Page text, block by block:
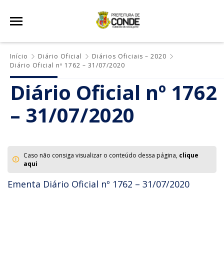
Início Diário Oficial
Diários Oficiais – 2020
Diário Oficial nº 1762 – 31/07/2020
Diário Oficial nº 1762
– 31/07/2020
Caso não consiga visualizar o conteúdo dessa página, clique
aqui
Ementa Diário Oficial nº 1762 – 31/07/2020